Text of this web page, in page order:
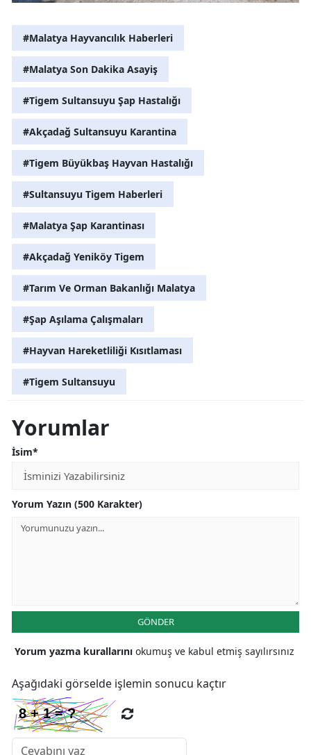
#Malatya Hayvancılık Haberleri
#Malatya Son Dakika Asayiş
#Tigem Sultansuyu Şap Hastalığı
#Akçadağ Sultansuyu Karantina
#Tigem Büyükbaş Hayvan Hastalığı
#Sultansuyu Tigem Haberleri
#Malatya Şap Karantinası
#Akçadağ Yeniköy Tigem
#Tarım Ve Orman Bakanlığı Malatya
#Şap Aşılama Çalışmaları
#Hayvan Hareketliliği Kısıtlaması
#Tigem Sultansuyu
Yorumlar
İsim*
Yorum Yazın (500 Karakter)
GÖNDER
Yorum yazma kurallarını okumuş ve kabul etmiş sayılırsınız
Aşağıdaki görselde işlemin sonucu kaçtır